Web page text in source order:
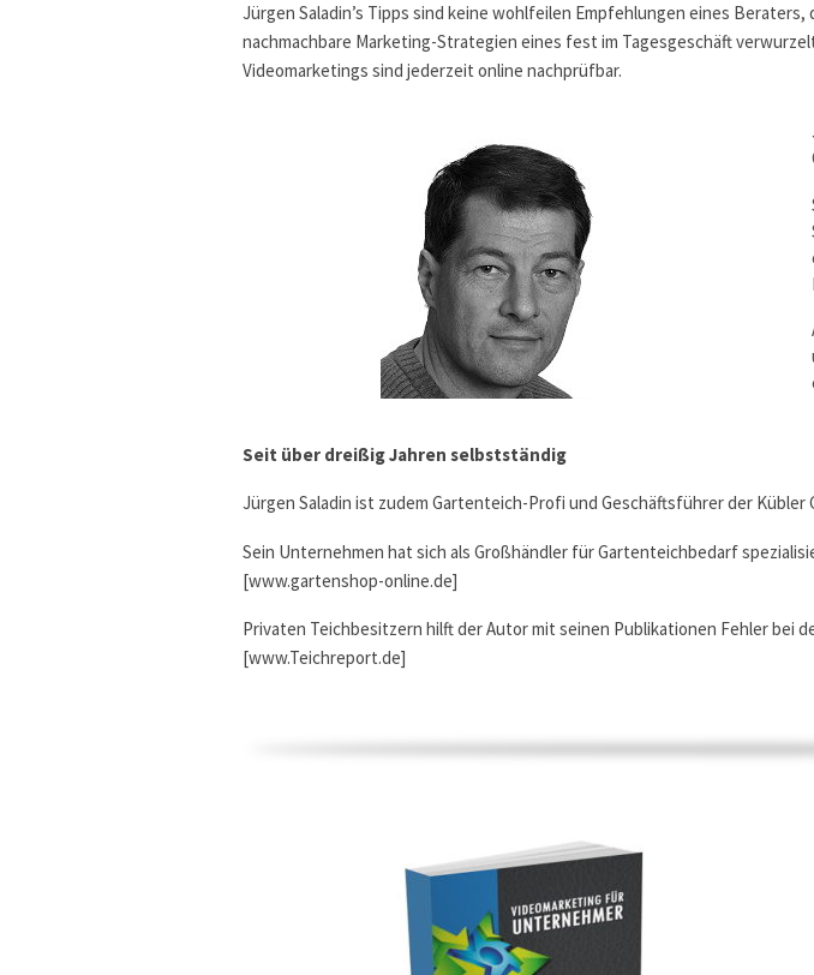
Jürgen Saladin’s Tipps sind keine wohlfeilen Empfehlungen eines
nachmachbare Marketing-Strategien eines fest im Tagesgeschäft
Videomarketings sind jederzeit online nachprüfbar.
Seit über dreißig Jahren selbstständig
Jürgen Saladin ist zudem Gartenteich-Profi und Geschäftsführer der Kübler
Sein Unternehmen hat sich als Großhändler für Gartenteichbedarf
[www.gartenshop-online.de]
Privaten Teichbesitzern hilft der Autor mit seinen Publikationen Fehler bei
[www.Teichreport.de]